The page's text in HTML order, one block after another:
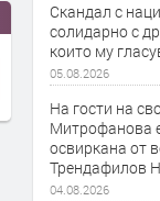
Скандал с
солидарно с
които му
05.08.2026
На гости на
Митрофанова
освиркана от
Трендафилов
04.08.2026